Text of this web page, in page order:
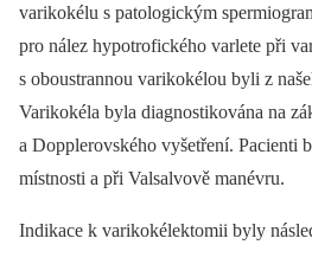
varikokélu s patologickým
pro nález hypotrofického varlete při
s oboustrannou varikokélou byli z
Varikokéla byla diagnostikována na
a Dopplerovského vyšetření. Pacienti
místnosti a při Valsalvově manévru.
Indikace k varikokélektomii byly